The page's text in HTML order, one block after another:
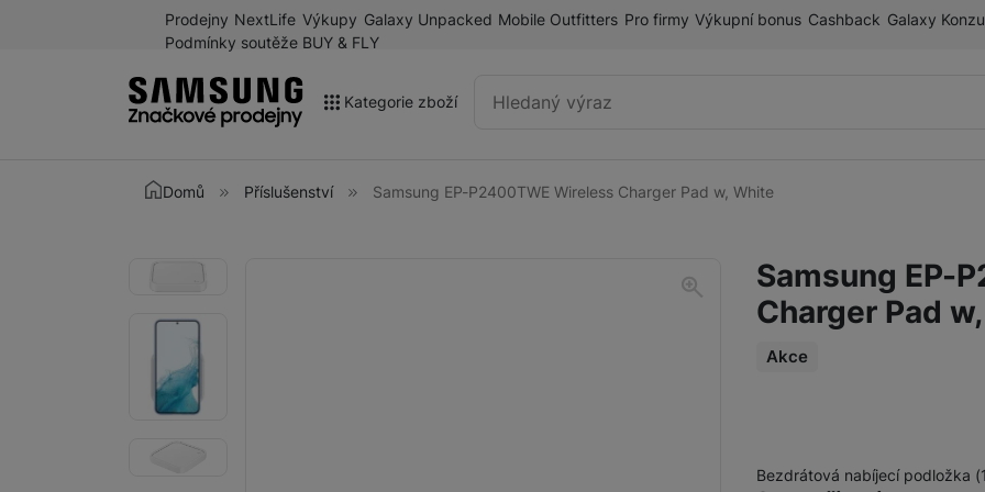
Prodejny NextLife Výkupy Galaxy Unpacked Mobile Outfitters Pro firmy Výkupní bonus Cashback Galaxy
Podmínky soutěže BUY & FLY
Vyhledávání
Kategorie zboží
Akce
novinky léta 2026
Chytré hodinky
Tablety
Sluchátka
Příslušenství k mobilnímu
Fólie a tvrzená skla
Domů Příslušenství Samsung EP-P2400TWE Wireless Charger Pad w, White
Samsung EP-
Charger Pad
Akce
Bezdrátová nabíjecí podložka
Fotografie